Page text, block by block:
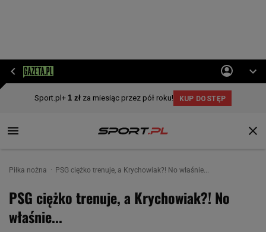
Piłka nożna PSG ciężko trenuje, a Krychowiak?! No właśnie...
PSG ciężko trenuje, a Krychowiak?! No
właśnie...